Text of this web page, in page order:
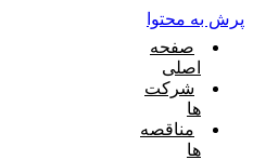
پرش به محتوا
صفحه
اصلی
شرکت
ها
مناقصه
ها